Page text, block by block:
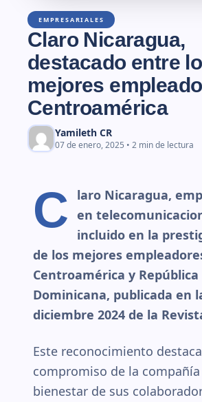
EMPRESARIALES
Claro Nicaragua,
destacado entre
mejores
Centroamérica
Yamileth CR
07 de enero, 2025 • 2 min de lectura
C
laro Nicaragua,
en
incluido en la
de los mejores
Centroamérica y República
Dominicana, publicada en
diciembre 2024 de la
Este reconocimiento
compromiso de la compañía
bienestar de sus